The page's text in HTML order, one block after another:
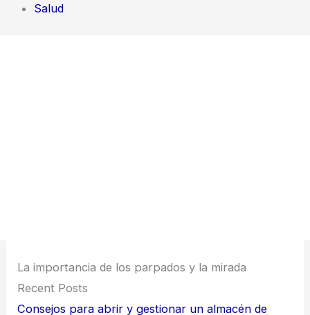
Salud
La importancia de los parpados y la mirada
Recent Posts
Consejos para abrir y gestionar un almacén de